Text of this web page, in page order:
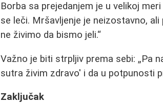
Borba sa prejedanjem je u velikoj
se leči. Mršavljenje je neizostavno,
ne živimo da bismo jeli.
Važno je biti strpljiv prema sebi:
Pa
sutra živim zdravo' i da u potpunosti
Zaključak